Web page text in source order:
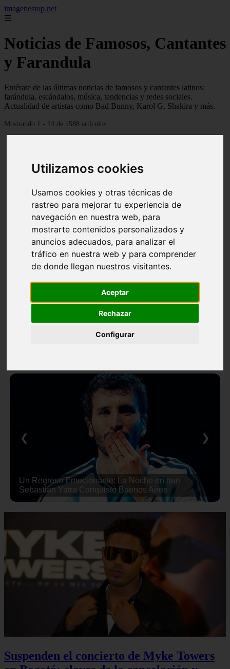
Utilizamos cookies
Usamos cookies y otras técnicas de
rastreo para mejorar tu experiencia de
navegación en nuestra web, para
mostrarte contenidos personalizados y
anuncios adecuados, para analizar el
tráfico en nuestra web y para comprender
de donde llegan nuestros visitantes.
Aceptar
Rechazar
Configurar
imagenestop.net
☰
Noticias de Famosos, Cantantes
y Farandula
Entérate de las últimas noticias de famosos y cantantes latinos:
farándula, escándalos, música, tendencias y redes sociales.
Actualidad de artistas como Bad Bunny, Karol G, Shakira y más.
Mostrando 1 - 24 de 1588 artículos
Un Regreso Emocionante: La Noche en que
Sebastián Yatra Conquistó Buenos Aires
❮ ❯
Suspenden el concierto de Myke Towers